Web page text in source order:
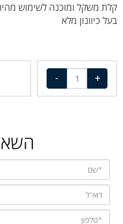
קלת משקל ומוכנה לשימוש
בעל כיוונון מלא